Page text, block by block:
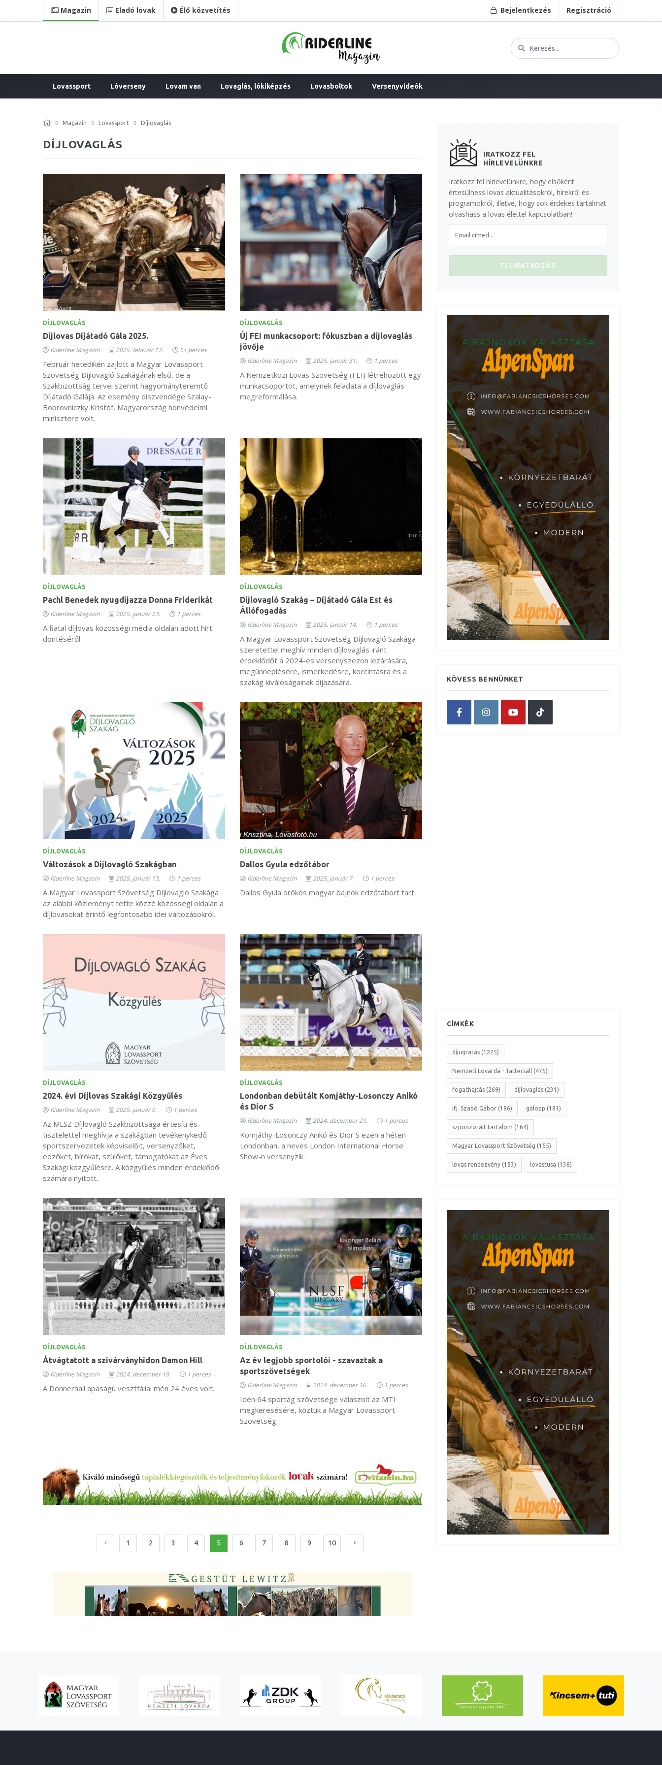
Magazin Eladó lovak Élő közvetítés Bejelentkezés Regisztráció
Lovassport Lóverseny Lovam van Lovaglás, lókiképzés Lovasboltok Versenyvideók
Magazin Lovassport Díjlovaglás
DÍJLOVAGLÁS
DÍJLOVAGLÁS
Díjlovas Díjátadó Gála 2025.
Riderline Magazin 2025. február 17. 5+ perces
Február hetedikén zajlott a Magyar Lovassport
Szövetség Díjlovagló Szakágának első, de a
Szakbizottság tervei szerint hagyományteremtő
Díjátadó Gálája. Az esemény díszvendége Szalay-
Bobrovniczky Kristóf, Magyarország honvédelmi
minisztere volt.
DÍJLOVAGLÁS
Új FEI munkacsoport: fókuszban a díjlovaglás
jövője
Riderline Magazin 2025. január 31. 1 perces
A Nemzetközi Lovas Szövetség (FEI) létrehozott egy
munkacsoportot, amelynek feladata a díjlovaglás
megreformálása.
DÍJLOVAGLÁS
Pachl Benedek nyugdíjazza Donna Friderikát
Riderline Magazin 2025. január 23. 1 perces
A fiatal díjlovas közösségi média oldalán adott hírt
döntéséről.
DÍJLOVAGLÁS
Díjlovagló Szakág – Díjátadó Gála Est és
Állófogadás
Riderline Magazin 2025. január 14. 1 perces
A Magyar Lovassport Szövetség Díjlovagló Szakága
szeretettel meghív minden díjlovaglás iránt
érdeklődőt a 2024-es versenyszezon lezárására,
megünneplésére, ismerkedésre, koccintásra és a
szakág kiválóságainak díjazására.
DÍJLOVAGLÁS
Változások a Díjlovagló Szakágban
Riderline Magazin 2025. január 13. 1 perces
A Magyar Lovassport Szövetség Díjlovagló Szakága
az alábbi közleményt tette közzé közösségi oldalán a
díjlovasokat érintő legfontosabb idei változásokról.
DÍJLOVAGLÁS
Dallos Gyula edzőtábor
Riderline Magazin 2025. január 7. 1 perces
Dallos Gyula örökös magyar bajnok edzőtábort tart.
DÍJLOVAGLÁS
2024. évi Díjlovas Szakági Közgyűlés
Riderline Magazin 2025. január 6. 1 perces
Az MLSZ Díjlovagló Szakbizottsága értesíti és
tisztelettel meghívja a szakágban tevékenykedő
sportszervezetek képviselőit, versenyzőket,
edzőket, bírókat, szülőket, támogatókat az Éves
Szakági közgyűlésre. A közgyűlés minden érdeklődő
számára nyitott.
DÍJLOVAGLÁS
Londonban debütált Komjáthy-Losonczy Anikó
és Dior S
Riderline Magazin 2024. december 21. 1 perces
Komjáthy-Losonczy Anikó és Dior S ezen a héten
Londonban, a neves London International Horse
Show-n versenyzik.
DÍJLOVAGLÁS
Átvágtatott a szivárványhídon Damon Hill
Riderline Magazin 2024. december 19. 1 perces
A Donnerhall apaságú vesztfáliai mén 24 éves volt.
DÍJLOVAGLÁS
Az év legjobb sportolói - szavaztak a
sportszövetségek
Riderline Magazin 2024. december 16. 1 perces
Idén 64 sportág szövetsége válaszolt az MTI
megkeresésére, köztük a Magyar Lovassport
Szövetség.
1 2 3 4 5 6 7 8 9 10
IRATKOZZ FEL
HÍRLEVELÜNKRE
Iratkozz fel hírlevelünkre, hogy elsőként
értesülhess lovas aktualitásokról, hírekről és
programokról, illetve, hogy sok érdekes tartalmat
olvashass a lovas élettel kapcsolatban!
KÖVESS BENNÜNKET
CÍMKÉK
díjugratás (1225)
Nemzeti Lovarda - Tattersall (475)
fogathajtás (269) díjlovaglás (231)
ifj. Szabó Gábor (186) galopp (181)
szponzorált tartalom (164)
Magyar Lovassport Szövetség (155)
lovas rendezvény (153) lovastusa (138)